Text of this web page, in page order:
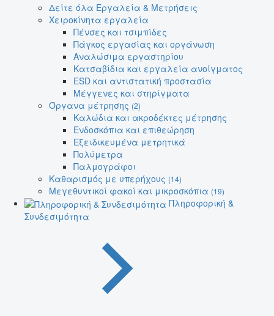
Δείτε όλα Εργαλεία & Μετρήσεις
Χειροκίνητα εργαλεία
Πένσες και τσιμπίδες
Πάγκος εργασίας και οργάνωση
Αναλώσιμα εργαστηρίου
Κατσαβίδια και εργαλεία ανοίγματος
ESD και αντιστατική προστασία
Μέγγενες και στηρίγματα
Όργανα μέτρησης (2)
Καλώδια και ακροδέκτες μέτρησης
Ενδοσκόπια και επιθεώρηση
Εξειδικευμένα μετρητικά
Πολύμετρα
Παλμογράφοι
Καθαρισμός με υπερήχους (14)
Μεγεθυντικοί φακοί και μικροσκόπια (19)
Πληροφορική &
Συνδεσιμότητα